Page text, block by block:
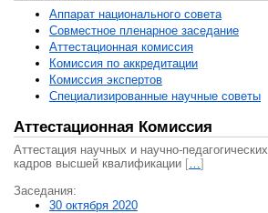
Аппарат национального совета
Совместное пленарное заседание
Аттестационная комисcия
Комиссия по аккредитации
Комиссия экспертов
Специализированные научные советы
Аттестационная Комиссия
Аттестация научных и научно-педагогических
кадров высшей квалификации […]
Заседания:
30 октября 2020